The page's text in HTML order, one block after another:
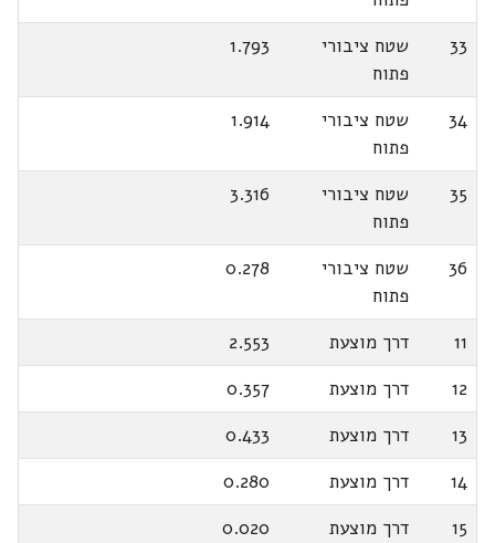
33
שטח ציבורי
פתוח
1.793
34
שטח ציבורי
פתוח
1.914
35
שטח ציבורי
פתוח
3.316
36
שטח ציבורי
פתוח
0.278
11 דרך מוצעת
2.553
12
דרך מוצעת
0.357
13
דרך מוצעת
0.433
14
דרך מוצעת
0.280
15
דרך מוצעת
0.020